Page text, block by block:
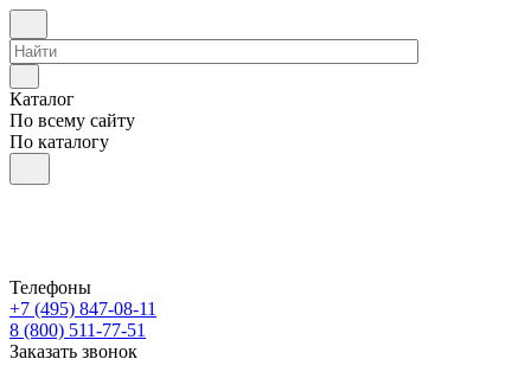
Каталог
По всему сайту
По каталогу
Телефоны
+7 (495) 847-08-11
8 (800) 511-77-51
Заказать звонок